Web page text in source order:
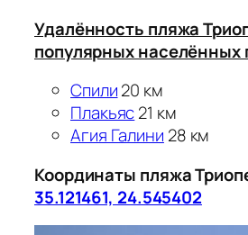
Удалённость пляжа
популярных населённых
Спили20 км
Плакьяс21 км
Агия Галини 28 км
Координаты пляжа
35.121461, 24.545402